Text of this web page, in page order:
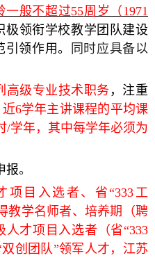
一般不超过55周岁（ 1971
极领衔学校教学团队建设
领作用。
同时应具备以
高级专业技术职务 ， 注重
近6学年主讲课程的平均课
/学年，其中每学年必须为
报。
项目入选者、省“333 工
教学名师者、培养期（聘
人才项目入选者（省“333
双创团队”领军人才，江苏